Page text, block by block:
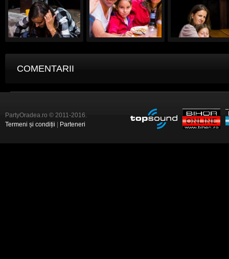
COMENTARII
PartyOradea.ro © 2011-2016.
Termeni și condiții
Parteneri